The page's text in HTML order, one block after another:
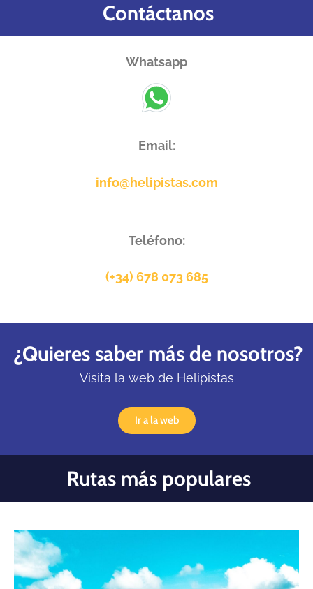
Contáctanos
Whatsapp
Email:
info@helipistas.com
Teléfono:
(+34) 678 073 685
¿Quieres saber más de nosotros?
Visita la web de Helipistas
Ir a la web
Rutas más populares